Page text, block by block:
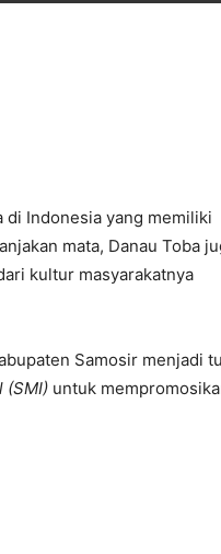
di Indonesia yang memiliki
mata, Danau Toba
kultur masyarakatnya
Samosir menjadi
(SMI) untuk